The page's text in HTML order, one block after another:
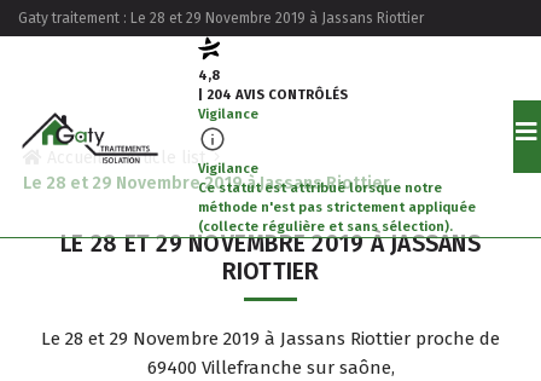
Gaty traitement : Le 28 et 29 Novembre 2019 à Jassans Riottier
4,8
| 204 AVIS CONTRÔLÉS
Vigilance
Vigilance
Ce statut est attribué lorsque notre
méthode n'est pas strictement appliquée
(collecte régulière et sans sélection).
Accueil
Article list
Le 28 et 29 Novembre 2019 à Jassans Riottier
LE 28 ET 29 NOVEMBRE 2019 À JASSANS
RIOTTIER
Le 28 et 29 Novembre 2019 à Jassans Riottier proche de
69400 Villefranche sur saône,